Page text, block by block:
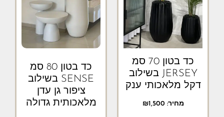
כד בטון 70 סמ
JERSEY בשילוב
דקל מלאכותי ענק
מחיר: ₪1,500
כד בטון 80 סמ
SENSE בשילוב
ציפור גן עדן
מלאכותית גדולה